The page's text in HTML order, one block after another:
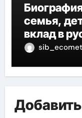
семья,
вклад в